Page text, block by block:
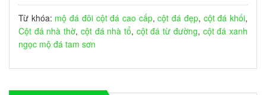
Từ khóa: mộ đá đôi cột đá cao cấp,cột đá đẹp, cột đá khối,
Cột đá nhà thờ, cột đá nhà tổ, cột đá từ đường, cột đá xanh
ngọc mộ đá tam sơn